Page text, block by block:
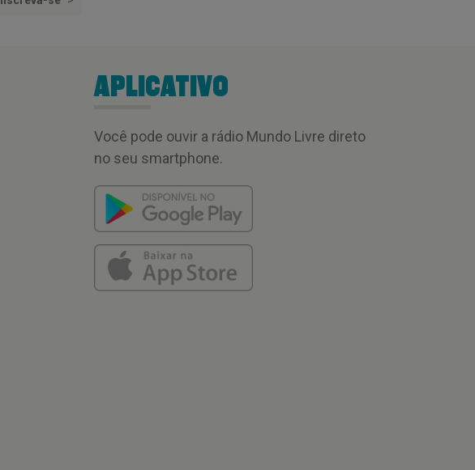
APLICATIVO
Você pode ouvir a rádio Mundo Livre direto
no seu smartphone.